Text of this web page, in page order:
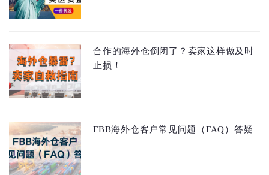
合作的海外仓倒闭了？卖家这样做及时
止损！
FBB海外仓客户常见问题（FAQ）答疑